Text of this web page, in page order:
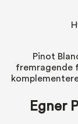
Pinot
fremragende
Egner